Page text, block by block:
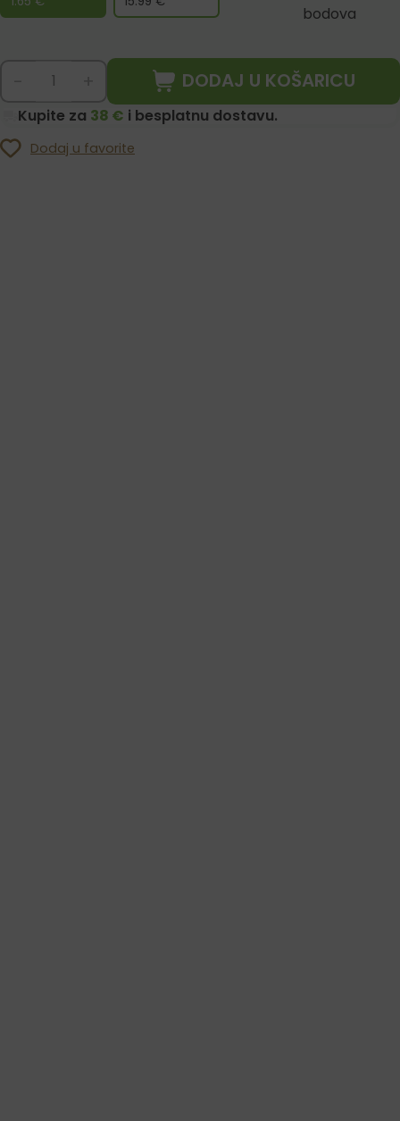
bodova
DODAJ U KOŠARICU
Kupite za 38 € i besplatnu dostavu.
Dodaj u favorite